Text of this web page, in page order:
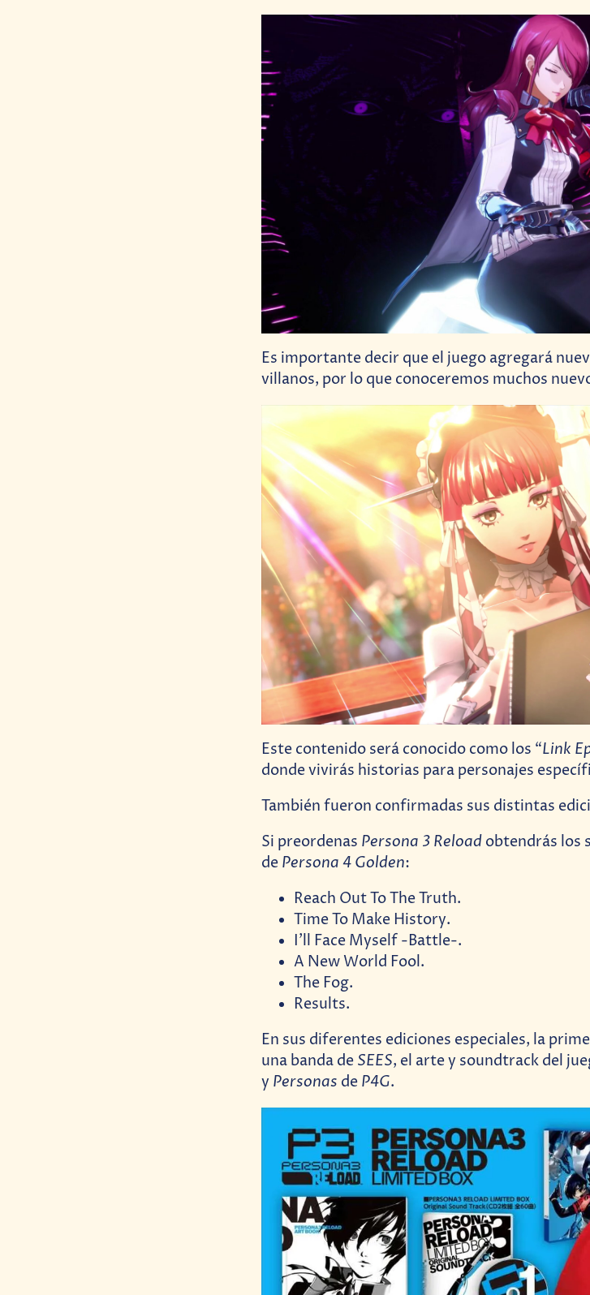
Es importante decir que el juego agregará
villanos, por lo que conoceremos muchos
Este contenido será conocido como los “Link
donde vivirás historias para personajes
También fueron confirmadas sus distintas
Si preordenas Persona 3 Reload obtendrás los
de Persona 4 Golden:
Reach Out To The Truth.
Time To Make History.
I’ll Face Myself -Battle-.
A New World Fool.
The Fog.
Results.
En sus diferentes ediciones especiales, la
una banda de SEES, el arte y soundtrack del
y Personas de P4G.